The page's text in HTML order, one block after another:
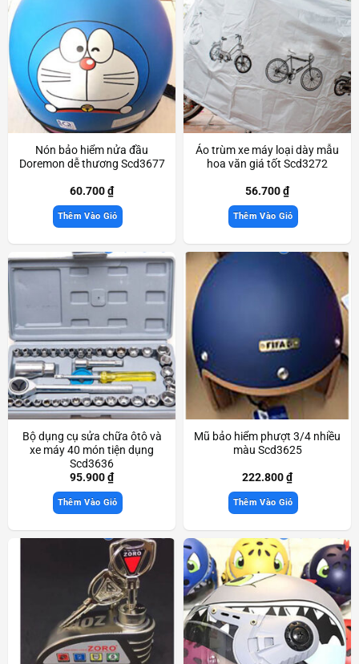
Nón bảo hiểm nửa đầu
Doremon dễ thương Scd3677
60.700₫
Thêm Vào Giỏ
Áo trùm xe máy loại dày mẫu
hoa văn giá tốt Scd3272
56.700₫
Thêm Vào Giỏ
Bộ dụng cụ sửa chữa ôtô và
xe máy 40 món tiện dụng
Scd3636
95.900₫
Thêm Vào Giỏ
Mũ bảo hiểm phượt 3/4 nhiều
màu Scd3625
222.800₫
Thêm Vào Giỏ